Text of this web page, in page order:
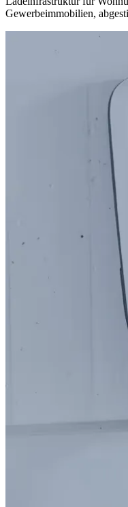
Gewerbeimmobilien,